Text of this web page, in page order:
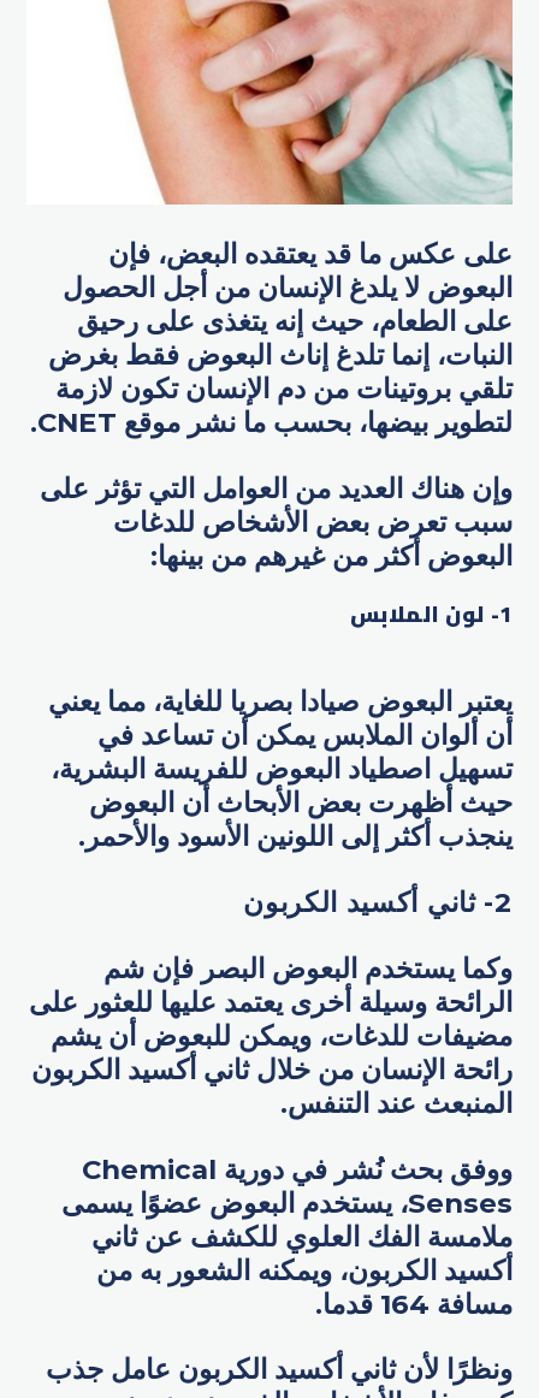
على عكس ما قد يعتقده البعض، فإن
البعوض لا يلدغ الإنسان من أجل الحصول
على الطعام، حيث إنه يتغذى على رحيق
النبات، إنما تلدغ إناث البعوض فقط بغرض
تلقي بروتينات من دم الإنسان تكون لازمة
لتطوير بيضها، بحسب ما نشر موقع CNET.
وإن هناك العديد من العوامل التي تؤثر على
سبب تعرض بعض الأشخاص للدغات
البعوض أكثر من غيرهم من بينها:
1- لون الملابس
يعتبر البعوض صيادا بصريا للغاية، مما يعني
أن ألوان الملابس يمكن أن تساعد في
تسهيل اصطياد البعوض للفريسة البشرية،
حيث أظهرت بعض الأبحاث أن البعوض
ينجذب أكثر إلى اللونين الأسود والأحمر.
2- ثاني أكسيد الكربون
وكما يستخدم البعوض البصر فإن شم
الرائحة وسيلة أخرى يعتمد عليها للعثور على
مضيفات للدغات، ويمكن للبعوض أن يشم
رائحة الإنسان من خلال ثاني أكسيد الكربون
المنبعث عند التنفس.
ووفق بحث نُشر في دورية Chemical
Senses، يستخدم البعوض عضوًا يسمى
ملامسة الفك العلوي للكشف عن ثاني
أكسيد الكربون، ويمكنه الشعور به من
مسافة 164 قدما.
ونظرًا لأن ثاني أكسيد الكربون عامل جذب